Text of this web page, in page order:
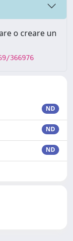
o creare un
366976
ND
ND
ND